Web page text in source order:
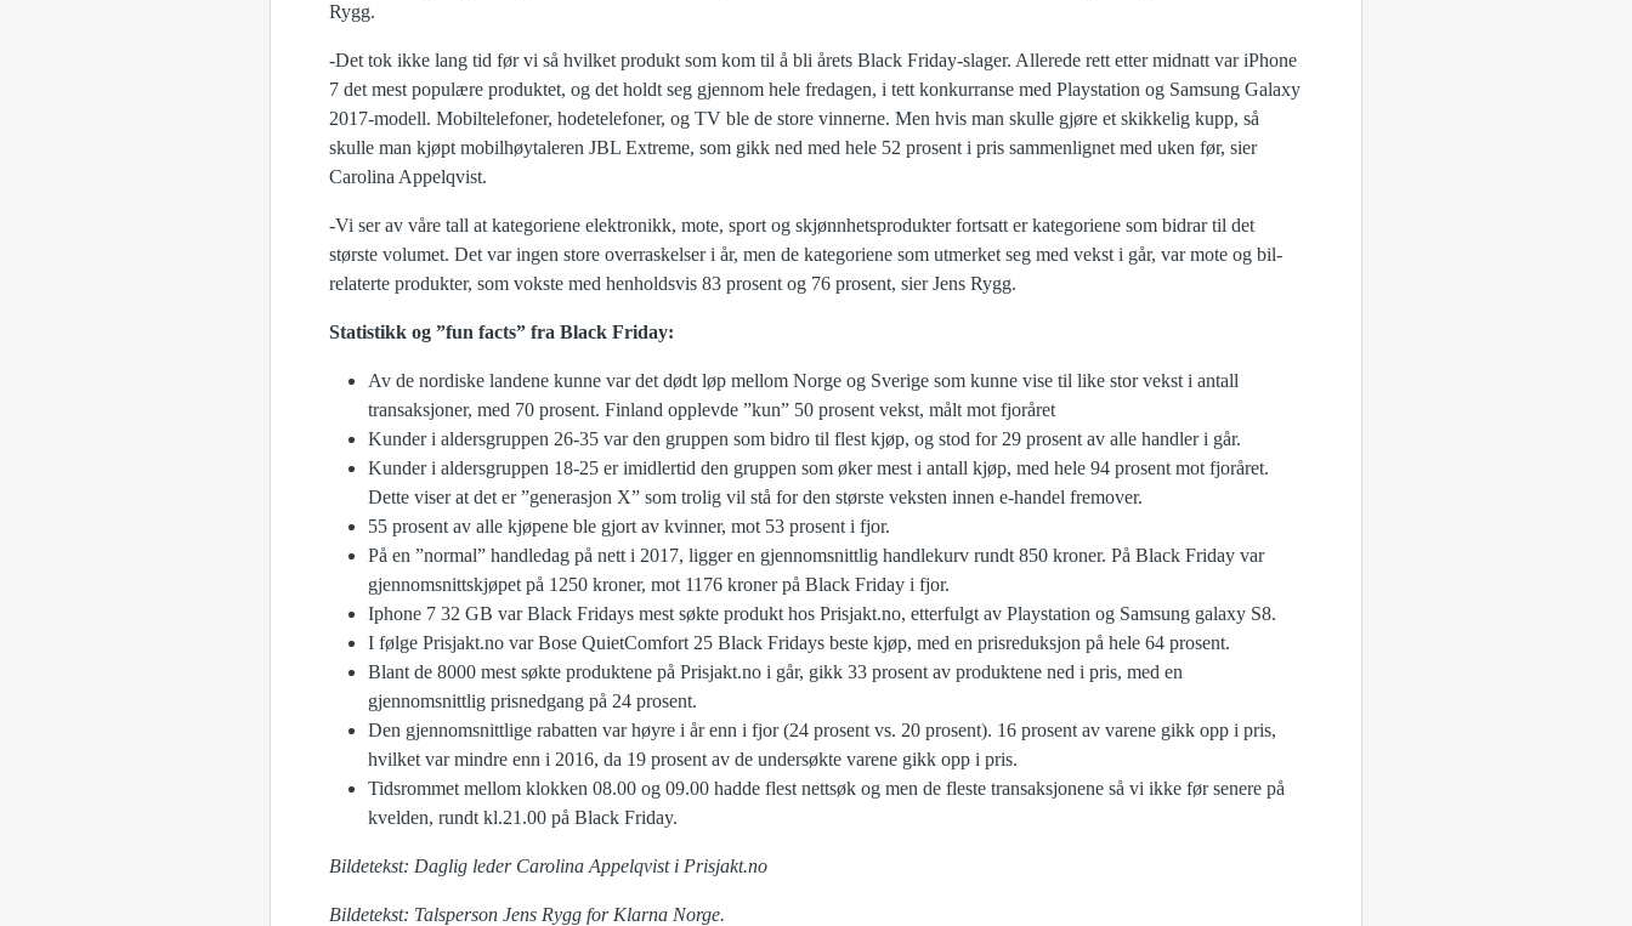
Rygg.
-Det tok ikke lang tid før vi så hvilket produkt som kom til å bli årets Black Friday-slager. Allerede rett etter midnatt var iPhone
7 det mest populære produktet, og det holdt seg gjennom hele fredagen, i tett konkurranse med Playstation og Samsung Galaxy
2017-modell. Mobiltelefoner, hodetelefoner, og TV ble de store vinnerne. Men hvis man skulle gjøre et skikkelig kupp, så
skulle man kjøpt mobilhøytaleren JBL Extreme, som gikk ned med hele 52 prosent i pris sammenlignet med uken før, sier
Carolina Appelqvist.
-Vi ser av våre tall at kategoriene elektronikk, mote, sport og skjønnhetsprodukter fortsatt er kategoriene som bidrar til det
største volumet. Det var ingen store overraskelser i år, men de kategoriene som utmerket seg med vekst i går, var mote og bil-
relaterte produkter, som vokste med henholdsvis 83 prosent og 76 prosent, sier Jens Rygg.
Statistikk og ”fun facts” fra Black Friday:
Av de nordiske landene kunne var det dødt løp mellom Norge og Sverige som kunne vise til like stor vekst i antall
transaksjoner, med 70 prosent. Finland opplevde ”kun” 50 prosent vekst, målt mot fjoråret
Kunder i aldersgruppen 26-35 var den gruppen som bidro til flest kjøp, og stod for 29 prosent av alle handler i går.
Kunder i aldersgruppen 18-25 er imidlertid den gruppen som øker mest i antall kjøp, med hele 94 prosent mot fjoråret.
Dette viser at det er ”generasjon X” som trolig vil stå for den største veksten innen e-handel fremover.
55 prosent av alle kjøpene ble gjort av kvinner, mot 53 prosent i fjor.
På en ”normal” handledag på nett i 2017, ligger en gjennomsnittlig handlekurv rundt 850 kroner. På Black Friday var
gjennomsnittskjøpet på 1250 kroner, mot 1176 kroner på Black Friday i fjor.
Iphone 7 32 GB var Black Fridays mest søkte produkt hos Prisjakt.no, etterfulgt av Playstation og Samsung galaxy S8.
I følge Prisjakt.no var Bose QuietComfort 25 Black Fridays beste kjøp, med en prisreduksjon på hele 64 prosent.
Blant de 8000 mest søkte produktene på Prisjakt.no i går, gikk 33 prosent av produktene ned i pris, med en
gjennomsnittlig prisnedgang på 24 prosent.
Den gjennomsnittlige rabatten var høyre i år enn i fjor (24 prosent vs. 20 prosent). 16 prosent av varene gikk opp i pris,
hvilket var mindre enn i 2016, da 19 prosent av de undersøkte varene gikk opp i pris.
Tidsrommet mellom klokken 08.00 og 09.00 hadde flest nettsøk og men de fleste transaksjonene så vi ikke før senere på
kvelden, rundt kl.21.00 på Black Friday.
Bildetekst: Daglig leder Carolina Appelqvist i Prisjakt.no
Bildetekst: Talsperson Jens Rygg for Klarna Norge.